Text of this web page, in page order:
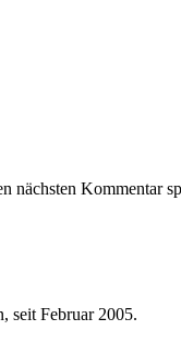
nächsten Kommentar
seit Februar 2005.